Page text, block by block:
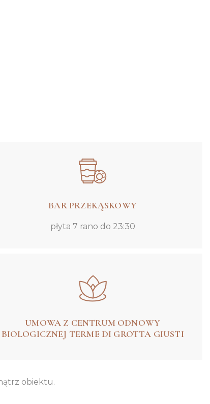
BAR PRZEKĄSKOWY
płyta 7 rano do 23:30
UMOWA Z CENTRUM ODNOWY
BIOLOGICZNEJ TERME DI GROTTA GIUSTI
obiektu.